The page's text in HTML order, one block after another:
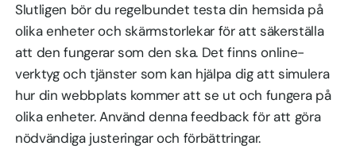
Slutligen bör du regelbundet testa din hemsida på
olika enheter och skärmstorlekar för att säkerställa
att den fungerar som den ska. Det finns online-
verktyg och tjänster som kan hjälpa dig att simulera
hur din webbplats kommer att se ut och fungera på
olika enheter. Använd denna feedback för att göra
nödvändiga justeringar och förbättringar.